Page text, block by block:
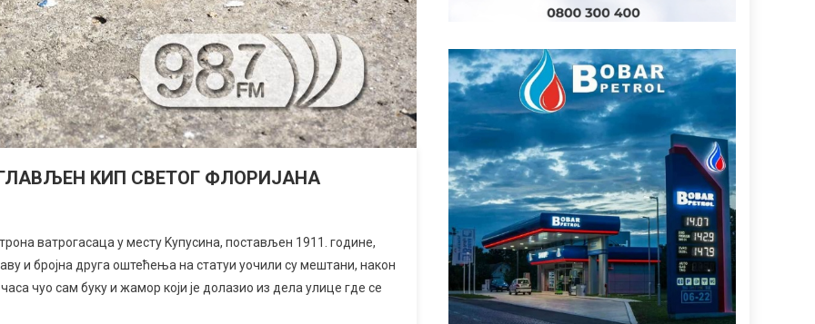
KИП СВЕТОГ ФЛОРИЈАНА
ватрогасаца у месту Kупусина, постављен 1911. године,
и бројна друга оштећења на статуи уочили су мештани, након
чуо сам буку и жамор који је долазио из дела улице где се